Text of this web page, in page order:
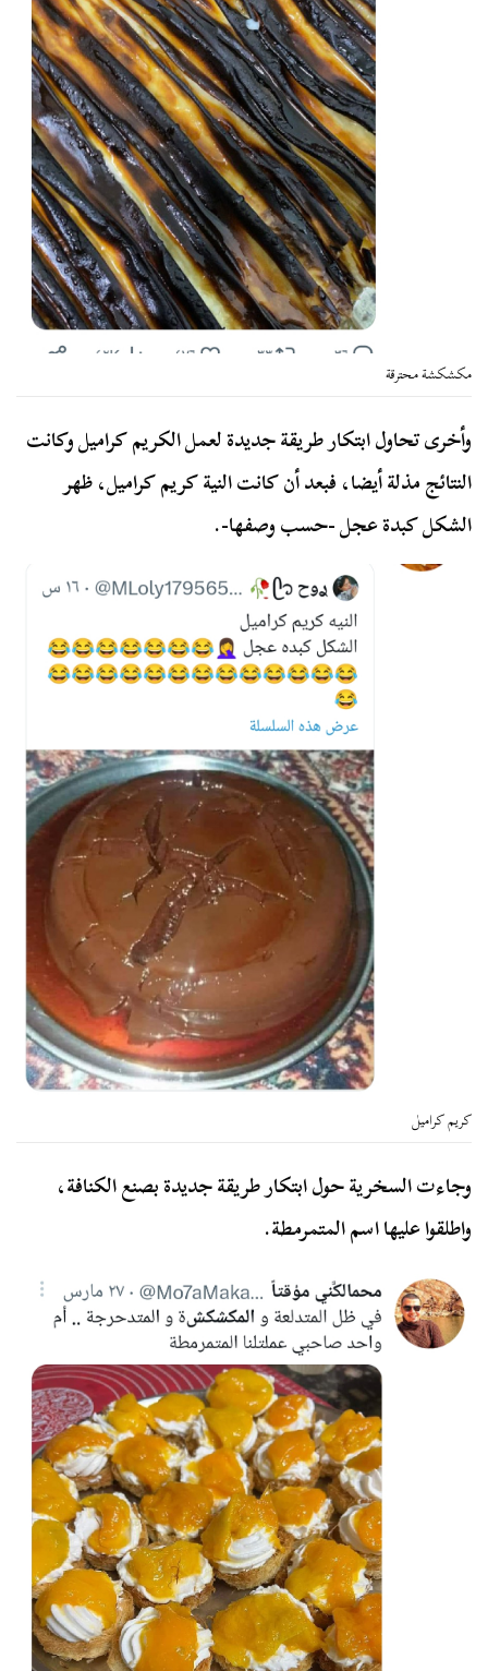
مكشكشة محترقة
وأخرى تحاول ابتكار طريقة جديدة لعمل الكريم كراميل وكانت
النتائج مذلة أيضا، فبعد أن كانت النية كريم كراميل، ظهر
الشكل كبدة عجل -حسب وصفها-.
كريم كراميل
وجاءت السخرية حول ابتكار طريقة جديدة بصنع الكنافة،
واطلقوا عليها اسم المتمرمطة.